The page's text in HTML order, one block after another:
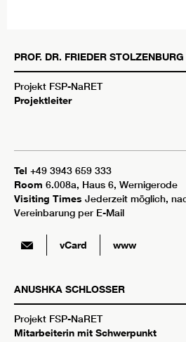
PROF. DR. FRIEDER STOLZENBURG
Projekt FSP-NaRET
Projektleiter
Tel +49 3943 659 333
Room 6.008a, Haus 6, Wernigerode
Visiting Times Jederzeit möglich,
Vereinbarung per E-Mail
vCard www
ANUSHKA SCHLOSSER
Projekt FSP-NaRET
Mitarbeiterin mit Schwerpunkt